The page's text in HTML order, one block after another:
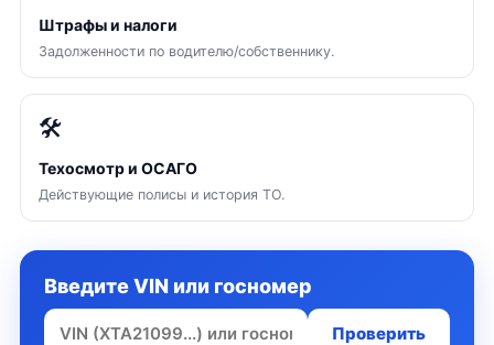
Штрафы и налоги
Задолженности по водителю/собственнику.
🛠
Техосмотр и ОСАГО
Действующие полисы и история ТО.
Введите VIN или госномер
Проверить